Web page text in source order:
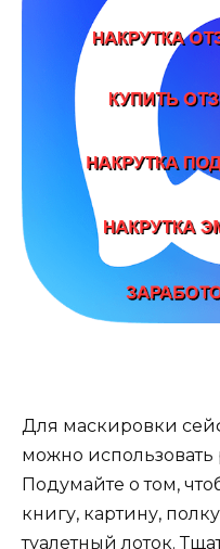
Для маскировки
можно
Подумайте о том,
книгу, картину,
туалетный лоток.